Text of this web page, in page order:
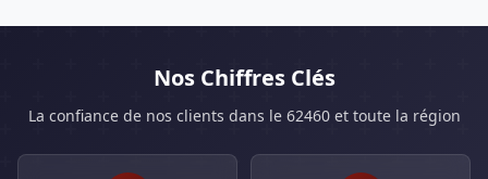
Nos Chiffres Clés
La confiance de nos clients dans le 62460 et toute la région